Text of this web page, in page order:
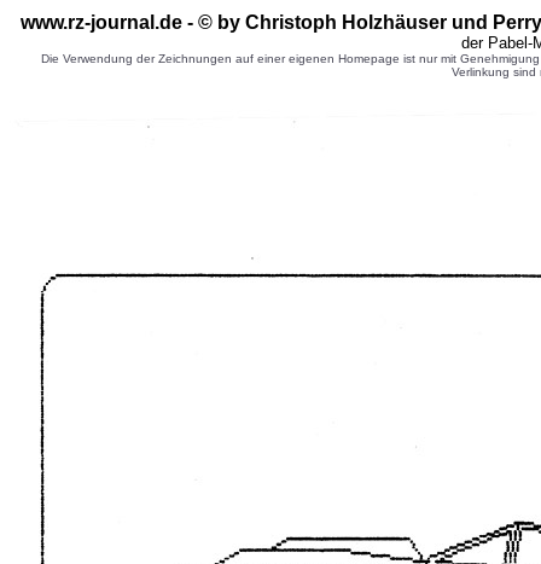
www.rz-journal.de - © by Christoph Holzhäuser und
der Pabel-
Die Verwendung der Zeichnungen auf einer eigenen Homepage ist nur mit
Verlinkung sind